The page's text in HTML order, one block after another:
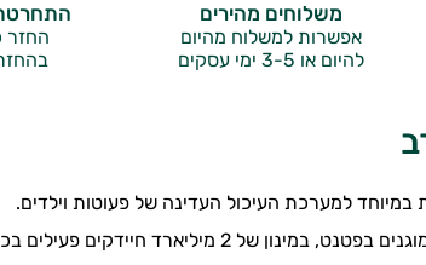
משלוחים מהירים
אפשרות למשלוח מהיום
להיום או 3-5 ימי עסקים
החזר
במיוחד למערכת העיכול העדינה של פעוטות וילדים.